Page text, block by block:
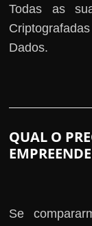
Todas as
Dados.
QUAL O
Se